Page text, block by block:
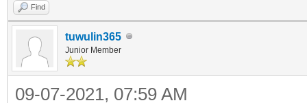
Find
tuwulin365
Junior Member
09-07-2021, 07:59 AM